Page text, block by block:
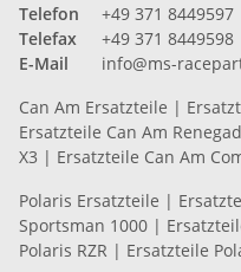
Telefon
+49 371 8449597
Telefax
+49 371 8449598
E-Mail
info@ms-
Can Am Ersatzteile |
Ersatzteile Can Am
X3 | Ersatzteile Can Am
Polaris Ersatzteile |
Sportsman 1000 |
Polaris RZR | Ersatzteile